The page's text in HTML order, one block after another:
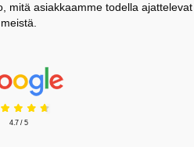
mitä asiakkaamme todella ajattelevat
meistä.
Prisjakt Arvostelu: 4.7 Tähdet
4.7 / 5